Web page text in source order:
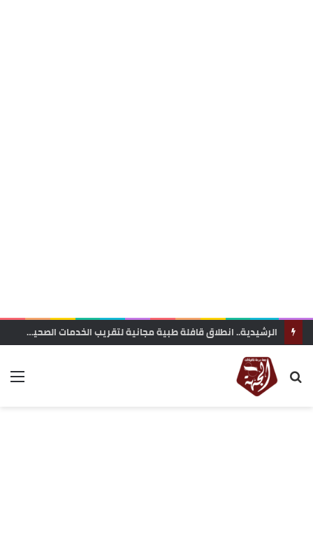
الرشيدية.. انطلاق قافلة طبية مجانية لتقريب الخدمات الصحية من ساكنة تنجداد وفركلة العليا